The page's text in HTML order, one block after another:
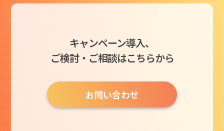
キャンペーン導入、
ご検討・ご相談はこちらから
お問い合わせ